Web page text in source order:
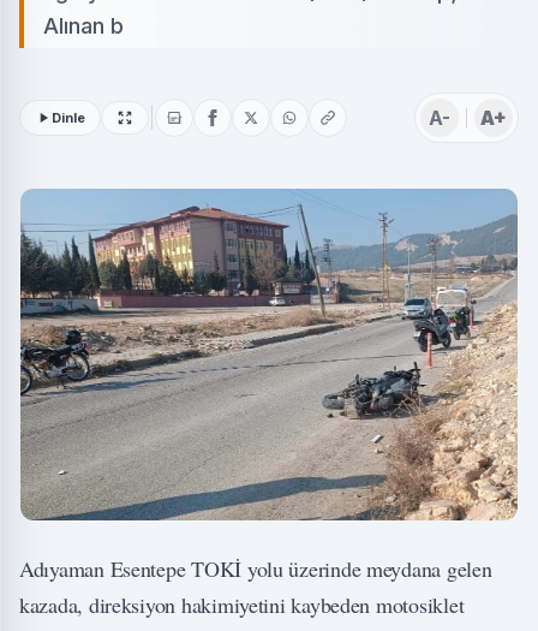
Alınan b
Dinle A- A+
Adıyaman Esentepe TOKİ yolu üzerinde meydana gelen
kazada, direksiyon hakimiyetini kaybeden motosiklet